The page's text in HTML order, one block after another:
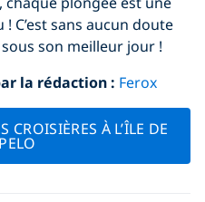
C’est sans aucun doute
sous son meilleur jour !
la rédaction: Ferox
CROISIÈRES À L’ÎLE DE